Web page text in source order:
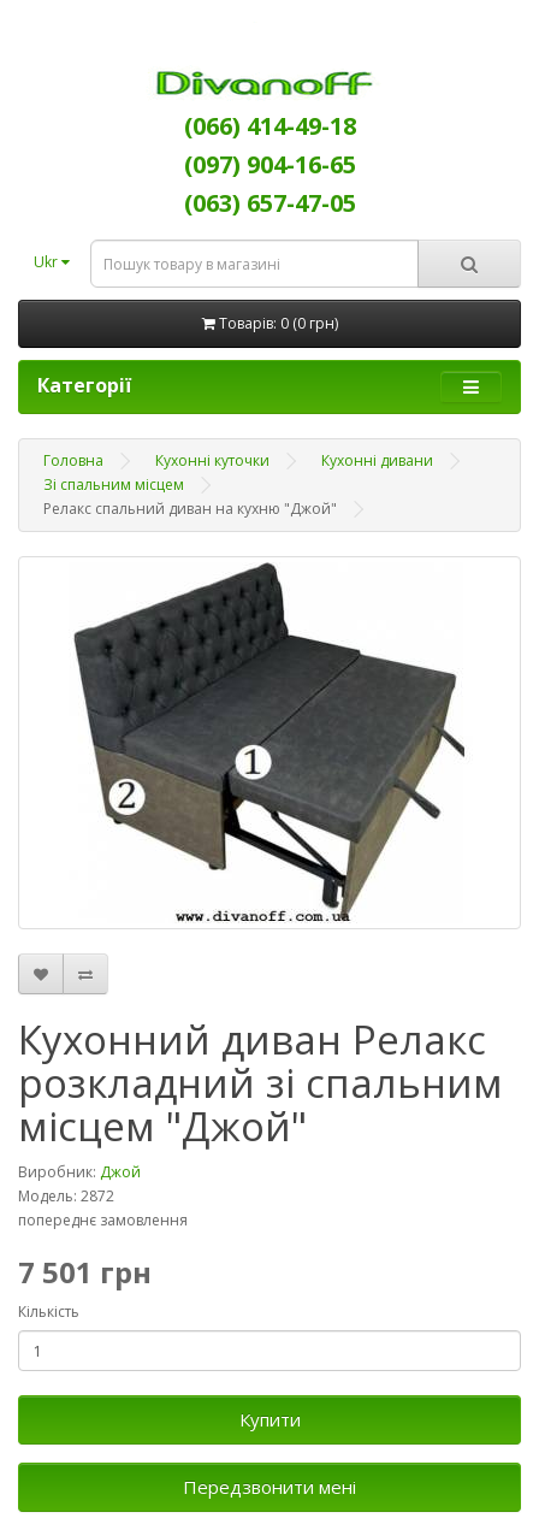
(066) 414-49-18
(097) 904-16-65
(063) 657-47-05
Ukr
Товарів: 0 (0 грн)
Категорії
Головна Кухонні куточки
Кухонні дивани
Зі спальним місцем
Релакс спальний диван на кухню "Джой"
Кухонний диван Релакс
розкладний зі спальним
місцем "Джой"
Виробник: Джой
Модель: 2872
попереднє замовлення
7 501 грн
Кількість
Купити
Передзвонити мені